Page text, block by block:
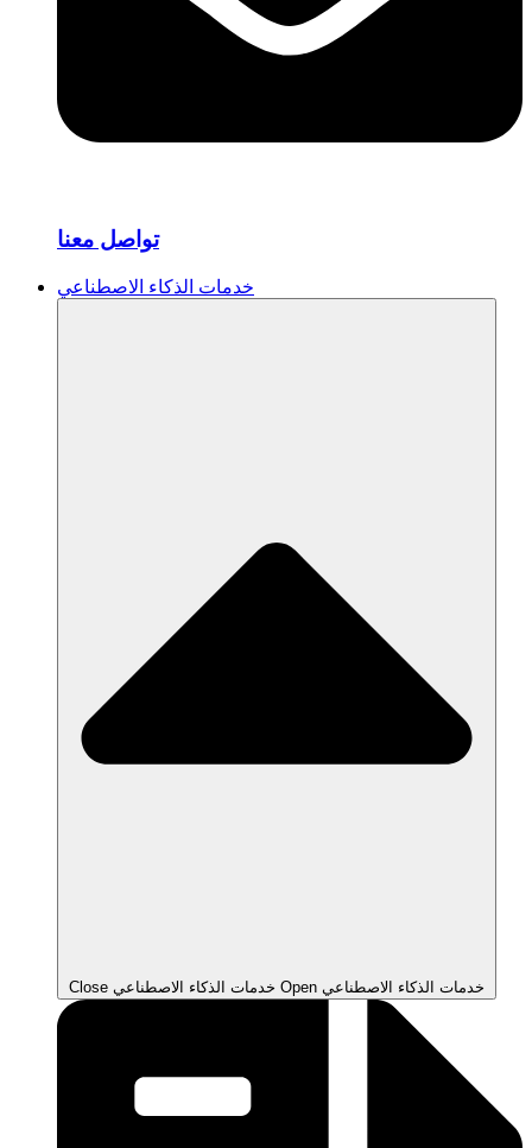
تواصل معنا
خدمات الذكاء الاصطناعي
Close خدمات الذكاء الاصطناعي Open خدمات الذكاء الاصطناعي